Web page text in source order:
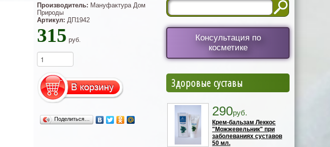
Производитель: Мануфактура Дом
Природы
Артикул: ДП1942
315 руб.
Поделиться…
Консультация по
косметике
Здоровые суставы
290руб.
Крем-бальзам Леккос
"Можжевельник" при
заболеваниях суставов
50 мл.